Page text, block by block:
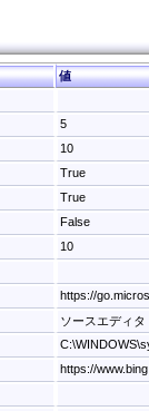
値
5
10
True
True
False
10
https://
ソースエディタ
https://